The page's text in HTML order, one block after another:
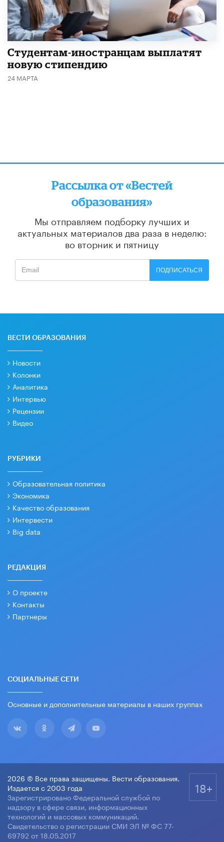
Студентам-иностранцам выплатят
новую стипендию
24 МАРТА
Рассылка от «Вестей
образования»
Мы отправляем подборку лучших и
актуальных материалов два раза в неделю:
во вторник и пятницу
ПОДПИСАТЬСЯ
ВЕСТИ ОБРАЗОВАНИЯ
Новости
Колонки
Аналитика
Интервью
Рецензии
Видео
РУБРИКИ
Образовательная политика
Экономика
Качество образования
Интервести
Big data
РЕДАКЦИЯ
О проекте
Контакты
Партнеры
СОЦИАЛЬНЫЕ СЕТИ
Основные и дополнительные материалы в наших группах
2026 © Все права защищены. Вести образования.
Издается с 2003 года
Зарегистрировано Федеральной службой по
надзору в сфере связи, информационных
технологий и массовых коммуникаций.
Свидетельство о регистрации СМИ ЭЛ № ФС 77-
69792 от 18.05.2017
18+